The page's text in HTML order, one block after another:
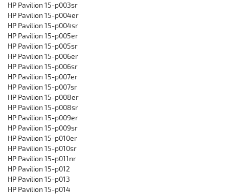
HP Pavilion 15-p003sr
HP Pavilion 15-p004er
HP Pavilion 15-p004sr
HP Pavilion 15-p005er
HP Pavilion 15-p005sr
HP Pavilion 15-p006er
HP Pavilion 15-p006sr
HP Pavilion 15-p007er
HP Pavilion 15-p007sr
HP Pavilion 15-p008er
HP Pavilion 15-p008sr
HP Pavilion 15-p009er
HP Pavilion 15-p009sr
HP Pavilion 15-p010er
HP Pavilion 15-p010sr
HP Pavilion 15-p011nr
HP Pavilion 15-p012
HP Pavilion 15-p013
HP Pavilion 15-p014